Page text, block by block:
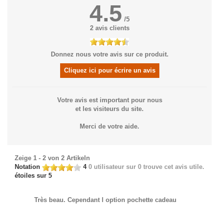
4.5 /5
2avis clients
Donnez nous votre avis sur ce produit.
Cliquez ici pour écrire un avis
Votre avis est important pour nous
et les visiteurs du site.
Merci de votre aide.
Zeige 1 - 2 von 2 Artikeln
0 utilisateur sur 0 trouve cet avis utile.
Notation
4
étoiles sur 5
Très beau. Cependant l option pochette cadeau